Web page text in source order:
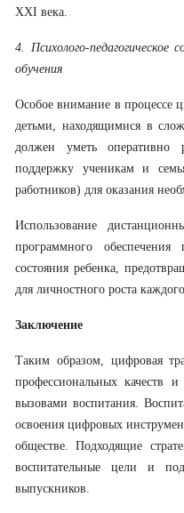
XXI века.
4. Психолого-
обучения
Особое внимание в процессе
детьми, находящимися в
должен уметь оперативно
поддержку ученикам и
работников) для оказания
Использование
программного обеспечения
состояния ребенка,
для личностного роста
Заключение
Таким образом, цифровая
профессиональных качеств
вызовами воспитания.
освоения цифровых
обществе. Подходящие
воспитательные цели и
выпускников.